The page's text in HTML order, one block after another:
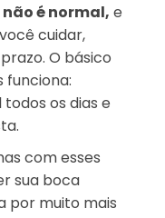
é normal, e
cuidar,
O básico
funciona:
os dias e
com esses
sua boca
por muito mais